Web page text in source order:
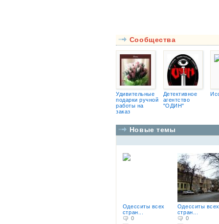
Сообщества
Удивительные
подарки ручной
работы на
заказ
Детективное
агентство
"ОДИН"
Новые темы
Одесситы всех
стран...
0
Одесситы всех
стран...
0